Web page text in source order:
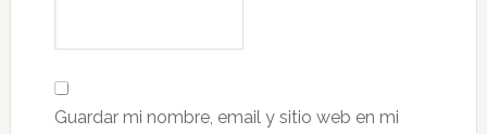
Guardar mi nombre, email y sitio web en mi